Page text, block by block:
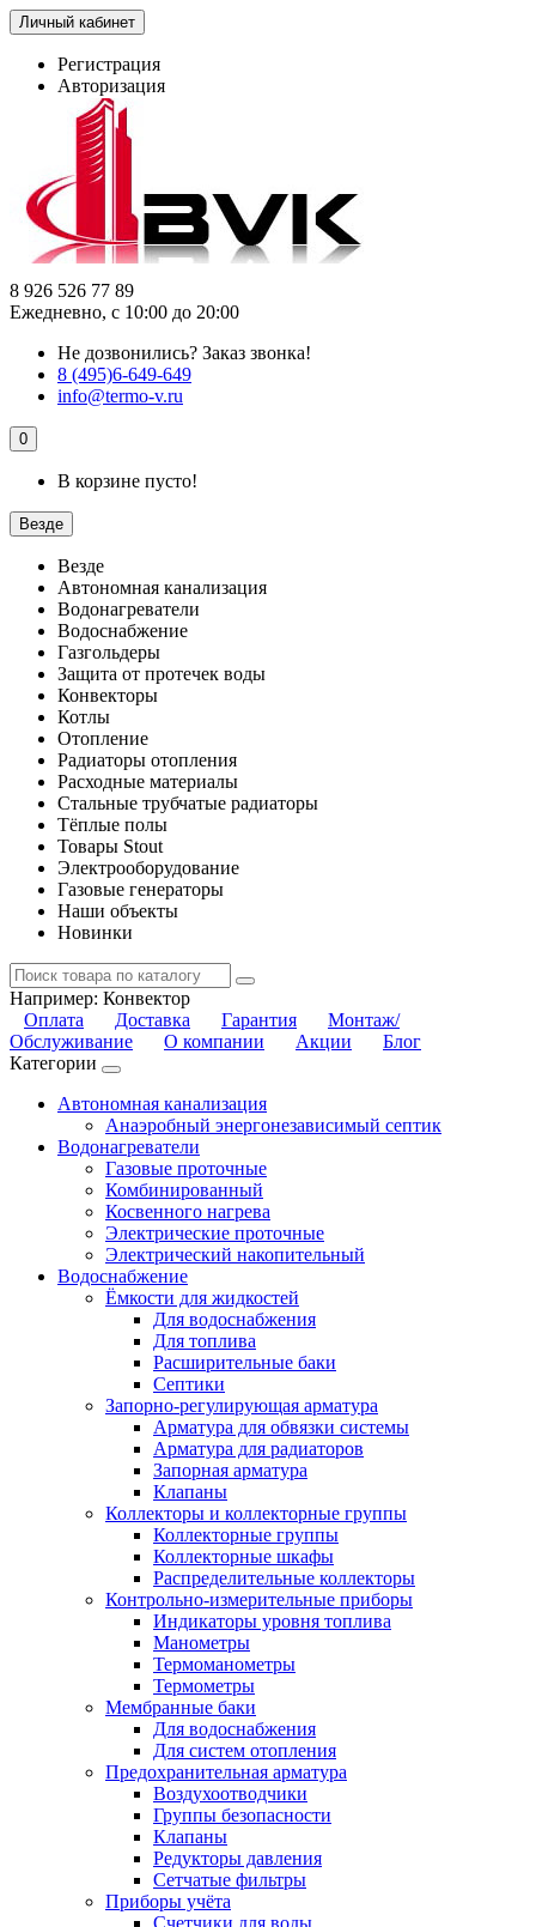
Личный кабинет
Регистрация
Авторизация
8 926 526 77 89
Ежедневно, с 10:00 до 20:00
Не дозвонились? Заказ звонка!
8 (495)6-649-649
info@termo-v.ru
0
В корзине пусто!
Везде
Везде
Автономная канализация
Водонагреватели
Водоснабжение
Газгольдеры
Защита от протечек воды
Конвекторы
Котлы
Отопление
Радиаторы отопления
Расходные материалы
Стальные трубчатые радиаторы
Тёплые полы
Товары Stout
Электрооборудование
Газовые генераторы
Наши объекты
Новинки
Например: Конвектор
Оплата
Доставка Гарантия
Монтаж/
Обслуживание
О компании Акции
Блог
Категории
Автономная канализация
Анаэробный энергонезависимый септик
Водонагреватели
Газовые проточные
Комбинированный
Косвенного нагрева
Электрические проточные
Электрический накопительный
Водоснабжение
Ёмкости для жидкостей
Для водоснабжения
Для топлива
Расширительные баки
Септики
Запорно-регулирующая арматура
Арматура для обвязки системы
Арматура для радиаторов
Запорная арматура
Клапаны
Коллекторы и коллекторные группы
Коллекторные группы
Коллекторные шкафы
Распределительные коллекторы
Контрольно-измерительные приборы
Индикаторы уровня топлива
Манометры
Термоманометры
Термометры
Мембранные баки
Для водоснабжения
Для систем отопления
Предохранительная арматура
Воздухоотводчики
Группы безопасности
Клапаны
Редукторы давления
Сетчатые фильтры
Приборы учёта
Счетчики для воды